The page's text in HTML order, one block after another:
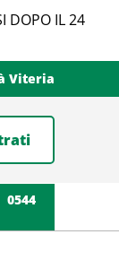
DOPO IL 24
Viteria
0544